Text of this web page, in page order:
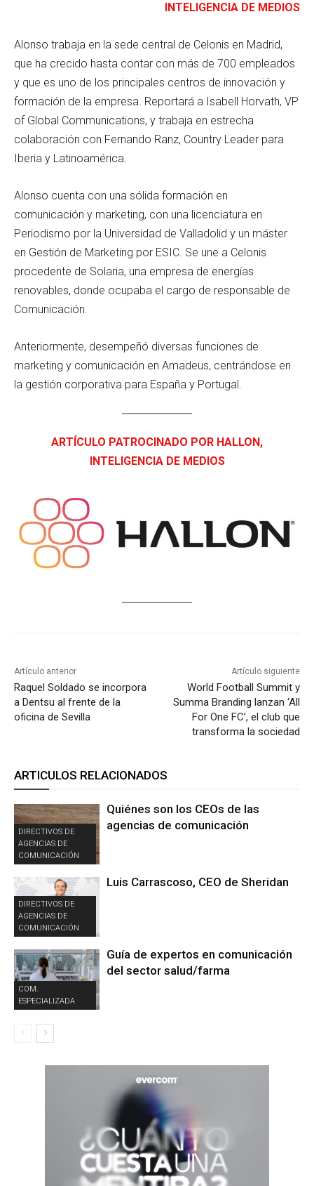
INTELIGENCIA DE MEDIOS
Alonso trabaja en la sede central de Celonis en Madrid,
que ha crecido hasta contar con más de 700 empleados
y que es uno de los principales centros de innovación y
formación de la empresa. Reportará a Isabell Horvath, VP
of Global Communications, y trabaja en estrecha
colaboración con Fernando Ranz, Country Leader para
Iberia y Latinoamérica.
Alonso cuenta con una sólida formación en
comunicación y marketing, con una licenciatura en
Periodismo por la Universidad de Valladolid y un máster
en Gestión de Marketing por ESIC. Se une a Celonis
procedente de Solaria, una empresa de energías
renovables, donde ocupaba el cargo de responsable de
Comunicación.
Anteriormente, desempeñó diversas funciones de
marketing y comunicación en Amadeus, centrándose en
la gestión corporativa para España y Portugal.
ARTÍCULO PATROCINADO POR HALLON,
INTELIGENCIA DE MEDIOS
Artículo anterior
Raquel Soldado se incorpora
a Dentsu al frente de la
oficina de Sevilla
Artículo siguiente
World Football Summit y
Summa Branding lanzan ‘All
For One FC’, el club que
transforma la sociedad
ARTICULOS RELACIONADOS
DIRECTIVOS DE
AGENCIAS DE
COMUNICACIÓN
Quiénes son los CEOs de las
agencias de comunicación
DIRECTIVOS DE
AGENCIAS DE
COMUNICACIÓN
Luis Carrascoso, CEO de Sheridan
COM.
ESPECIALIZADA
Guía de expertos en comunicación
del sector salud/farma